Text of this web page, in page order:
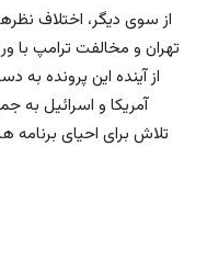
از سوی دیگر، اختلاف
تهران و مخالفت ترامپ با
از آینده این پرونده
آمریکا و اسرائیل
تلاش برای احیای